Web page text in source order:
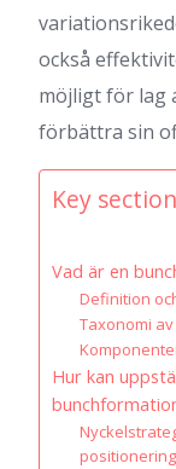
också
möjligt för lag
förbättra sin
Key
Vad är en
Definition
Taxonomi
Hur kan
positionering